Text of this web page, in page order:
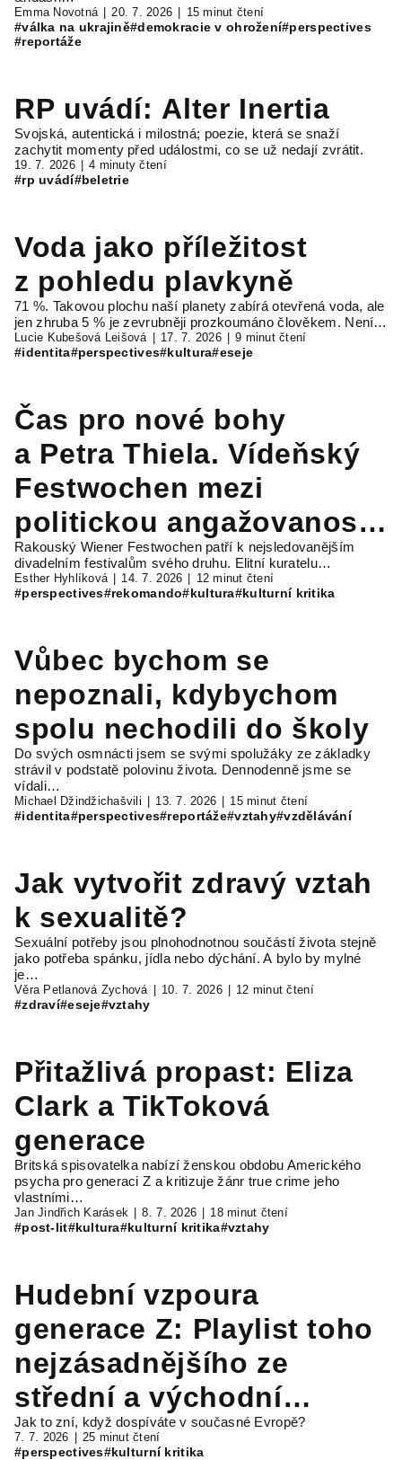
Emma Novotná 20. 7. 2026 15 minut čtení
#válka na ukrajině#demokracie v ohrožení#perspectives
#reportáže
RP uvádí: Alter Inertia
Svojská, autentická i milostná; poezie, která se snaží
zachytit momenty před událostmi, co se už nedají zvrátit.
19. 7. 2026 4 minuty čtení
#rp uvádí#beletrie
Voda jako příležitost
z pohledu plavkyně
71 %. Takovou plochu naší planety zabírá otevřená voda, ale
jen zhruba 5 % je zevrubněji prozkoumáno člověkem. Není…
Lucie Kubešová Leišová 17. 7. 2026 9 minut čtení
#identita#perspectives#kultura#eseje
Čas pro nové bohy
a Petra Thiela. Vídeňský
Festwochen mezi
politickou angažovaností
a virtue signalling
Rakouský Wiener Festwochen patří k nejsledovanějším
divadelním festivalům svého druhu. Elitní kuratelu…
Esther Hyhlíková 14. 7. 2026 12 minut čtení
#perspectives#rekomando#kultura#kulturní kritika
Vůbec bychom se
nepoznali, kdybychom
spolu nechodili do školy
Do svých osmnácti jsem se svými spolužáky ze základky
strávil v podstatě polovinu života. Dennodenně jsme se
vídali…
Michael Džindžichašvili 13. 7. 2026 15 minut čtení
#identita#perspectives#reportáže#vztahy#vzdělávání
Jak vytvořit zdravý vztah
k sexualitě?
Sexuální potřeby jsou plnohodnotnou součástí života stejně
jako potřeba spánku, jídla nebo dýchání. A bylo by mylné
je…
Věra Petlanová Zychová 10. 7. 2026 12 minut čtení
#zdraví#eseje#vztahy
Přitažlivá propast: Eliza
Clark a TikToková
generace
Britská spisovatelka nabízí ženskou obdobu Amerického
psycha pro generaci Z a kritizuje žánr true crime jeho
vlastními…
Jan Jindřich Karásek 8. 7. 2026 18 minut čtení
#post-lit#kultura#kulturní kritika#vztahy
Hudební vzpoura
generace Z: Playlist toho
nejzásadnějšího ze
střední a východní
Evropy
Jak to zní, když dospíváte v současné Evropě?
7. 7. 2026 25 minut čtení
#perspectives#kulturní kritika